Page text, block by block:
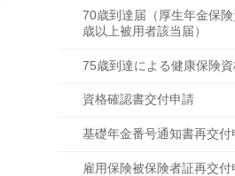
70歳到達届（厚生年金保
歳以上被用者該当届）
75歳到達による健康保険
資格確認書交付申請
基礎年金番号通知書再交付
雇用保険被保険者証再交付